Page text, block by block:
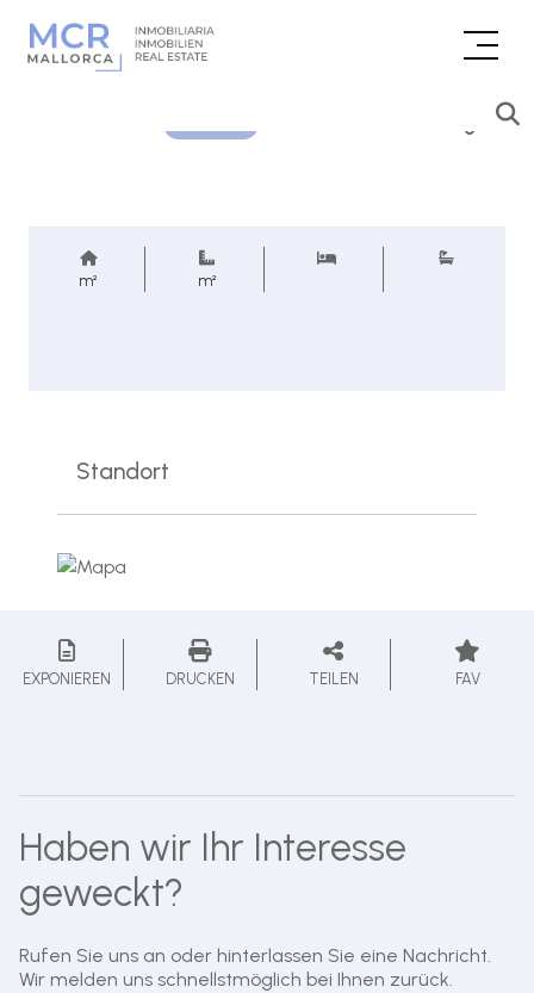
m² m²
Standort
EXPONIEREN DRUCKEN TEILEN FAV
Haben wir Ihr Interesse
geweckt?
Rufen Sie uns an oder hinterlassen Sie eine Nachricht.
Wir melden uns schnellstmöglich bei Ihnen zurück.